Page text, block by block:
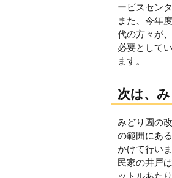
ービスセン
また、今年
代の方々が
必要として
ます。
次は、
みどり園の
の範囲にあ
かけて行いま
民家の井戸
ットルあた